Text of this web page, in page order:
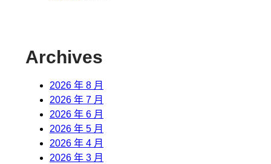
Archives
2026 年 8 月
2026 年 7 月
2026 年 6 月
2026 年 5 月
2026 年 4 月
2026 年 3 月